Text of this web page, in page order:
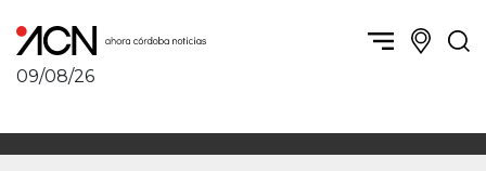
09/08/26
Política y Economía
Córdoba obrera
Córdoba, la ciudad